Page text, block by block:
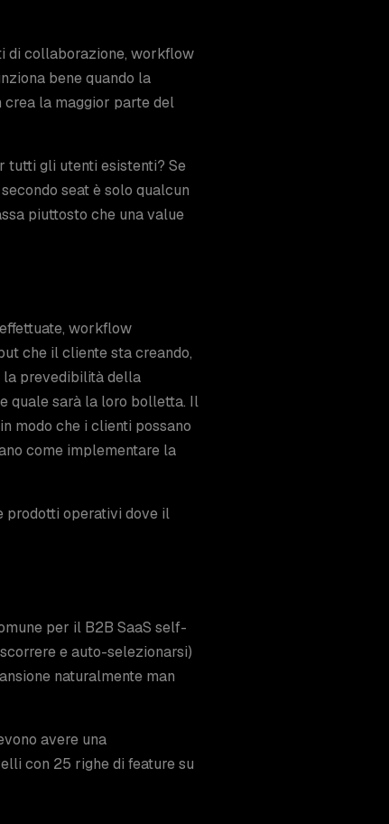
di collaborazione, workflow
bene quando la
la maggior parte del
tutti gli utenti esistenti? Se
seat è solo qualcun
piuttosto che una value
workflow
che il cliente sta creando,
la prevedibilità della
quale sarà la loro bolletta. Il
modo che i clienti possano
come implementare la
prodotti operativi dove il
per il B2B SaaS self-
e auto-selezionarsi)
naturalmente man
avere una
con 25 righe di feature su